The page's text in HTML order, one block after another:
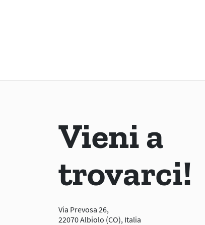
Vieni a
trovarci!
Via Prevosa 26,
22070 Albiolo (CO), Italia